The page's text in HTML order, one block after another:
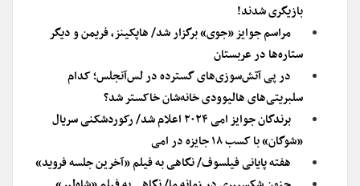
بازیگری شدند!
مراسم جوایز «جوی» برگزار شد/ هاپکینز، فریمن و دیگر
ستاره‌ها در عربستان
در پی آتش‌سوزی‌های گسترده در لس‌آنجلس؛ کدام
سلبریتی‌های هالیوودی خانه‌شان خاکستر شد؟
برندگان جوایز امی ۲۰۲۴ اعلام شد/ رکوردشکنی سریال
«شوگان» با کسب ۱۸ جایزه در امی
هفته پایانی فیلسوف/ نگاهی به فیلم «آخرین جلسه فروید»